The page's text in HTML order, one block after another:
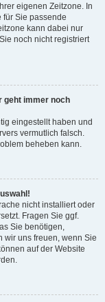
eigenen Zeitzone. In
für Sie passende
kann dabei nur
noch nicht registriert
geht immer noch
eingestellt haben und
vermutlich falsch.
beheben kann.
nicht installiert oder
Fragen Sie ggf.
Sie benötigen,
wir uns freuen, wenn Sie
auf der Website